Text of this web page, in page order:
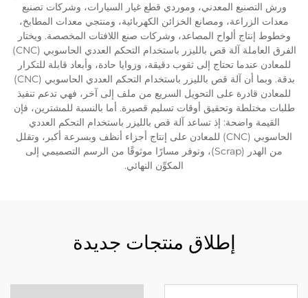
ورش التصنيع المعدني، وموردي قطع غيار السيارات، وشركات تصنيع
معدات الزراعة، ومصانع الخزائن الكهربائية، ومنتجي معدات المطابخ،
وخطوط إنتاج ألواح المصاعد، وشركات صنع اللافتات المخصصة. ويختار
الفرق العاملة آلة قص بالليزر باستخدام التحكم العددي الحاسوبي (CNC)
للمعادن عندما تحتاج إلى ثقوب دقيقة، وزوايا حادة، وأبعاد قابلة للتكرار
بدقة. وبما أن آلة قص بالليزر باستخدام التحكم العددي الحاسوبي (CNC)
للمعادن قادرة على التحويل السريع من ملف إلى آخر، فهي تدعم تنفيذ
طلبات مختلطة وتحقيق أوقات تسليم قصيرة. أما بالنسبة للمشترين، فإن
القيمة واضحة: إذ تساعد آلة قص بالليزر باستخدام التحكم العددي
الحاسوبي (CNC) للمعادن على إنتاج أجزاء أنظف وبسرعة أكبر، وتقلل
من الهدر (Scrap)، وتوفر مسارًا موثوقًا من الرسم التصميمي إلى
المكوِّن النهائي.
إطلاق منتجات جديدة